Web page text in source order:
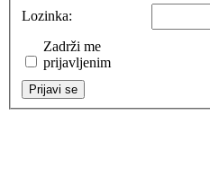
Lozinka:
Zadrži me
prijavljenim
Prijavi se